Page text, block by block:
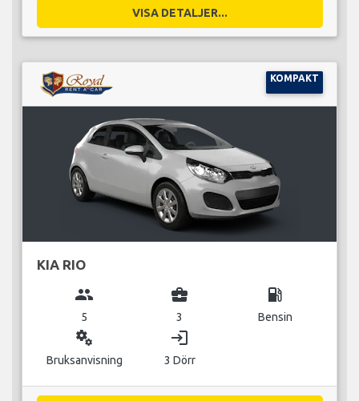
VISA DETALJER...
KOMPAKT
KIA RIO
group
5
business_center
3
local_gas_station
Bensin
miscellaneous_services
Bruksanvisning
login
3 Dörr